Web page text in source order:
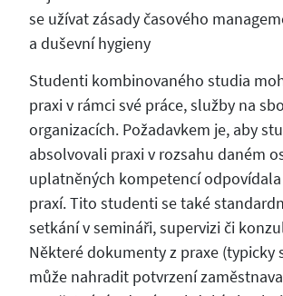
se užívat zásady časového
a duševní hygieny
Studenti kombinovaného studia
praxi v rámci své práce, služby na
organizacích. Požadavkem je, aby
absolvovali praxi v rozsahu daném
uplatněných kompetencí
praxí. Tito studenti se také
setkání v semináři, supervizi či
Některé dokumenty z praxe (typicky
může nahradit potvrzení